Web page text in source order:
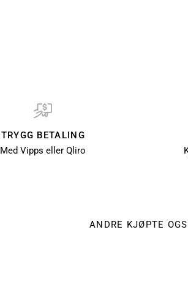
TRYGG BETALING
Med Vipps eller Qliro
ANDRE KJØPTE